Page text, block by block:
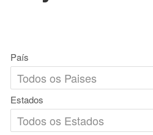
País
Estados